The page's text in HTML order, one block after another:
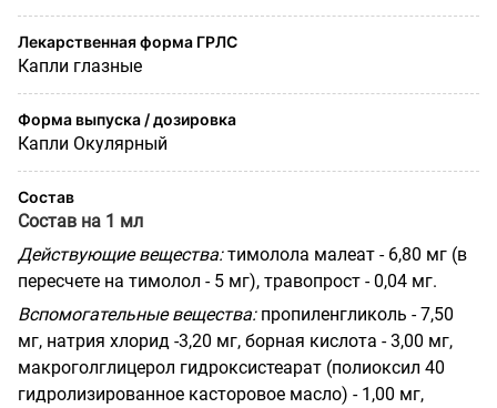
Лекарственная форма ГРЛС
Капли глазные
Форма выпуска / дозировка
Капли Окулярный
Состав
Состав на 1 мл
Действующие вещества:тимолола малеат - 6,80 мг (в
пересчете на тимолол - 5 мг), травопрост - 0,04 мг.
Вспомогательные вещества:пропиленгликоль - 7,50
мг, натрия хлорид -3,20 мг, борная кислота - 3,00 мг,
макроголглицерол гидроксистеарат (полиоксил 40
гидролизированное касторовое масло) - 1,00 мг,